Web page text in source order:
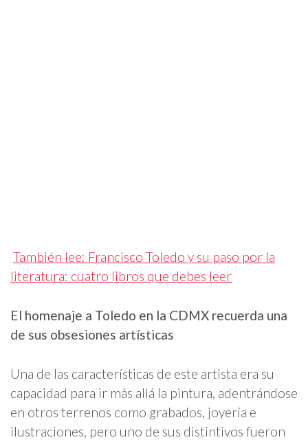
También lee: Francisco Toledo y su paso por la
literatura: cuatro libros que debes leer
El homenaje a Toledo en la CDMX recuerda una
de sus obsesiones artísticas
Una de las características de este artista era su
capacidad para ir más allá la pintura, adentrándose
en otros terrenos como grabados, joyería e
ilustraciones, pero uno de sus distintivos fueron